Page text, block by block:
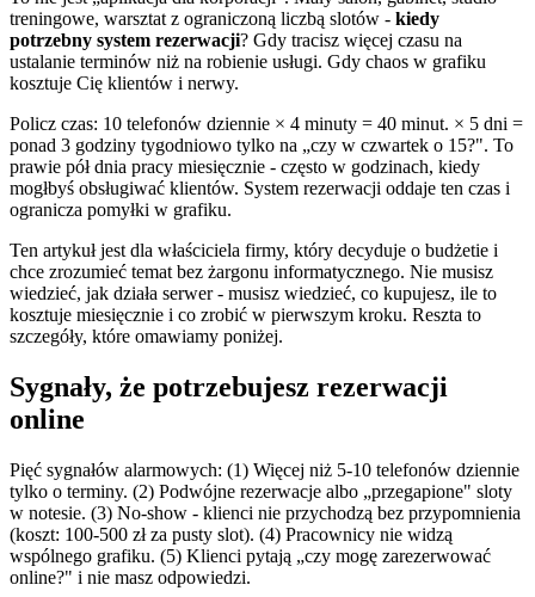
treningowe, warsztat z ograniczoną liczbą slotów - kiedy
potrzebny system rezerwacji? Gdy tracisz więcej czasu na
ustalanie terminów niż na robienie usługi. Gdy chaos w grafiku
kosztuje Cię klientów i nerwy.
Policz czas: 10 telefonów dziennie × 4 minuty = 40 minut. × 5 dni =
ponad 3 godziny tygodniowo tylko na „czy w czwartek o 15?". To
prawie pół dnia pracy miesięcznie - często w godzinach, kiedy
mogłbyś obsługiwać klientów. System rezerwacji oddaje ten czas i
ogranicza pomyłki w grafiku.
Ten artykuł jest dla właściciela firmy, który decyduje o budżetie i
chce zrozumieć temat bez żargonu informatycznego. Nie musisz
wiedzieć, jak działa serwer - musisz wiedzieć, co kupujesz, ile to
kosztuje miesięcznie i co zrobić w pierwszym kroku. Reszta to
szczegóły, które omawiamy poniżej.
Sygnały, że potrzebujesz rezerwacji
online
Pięć sygnałów alarmowych: (1) Więcej niż 5-10 telefonów dziennie
tylko o terminy. (2) Podwójne rezerwacje albo „przegapione" sloty
w notesie. (3) No-show - klienci nie przychodzą bez przypomnienia
(koszt: 100-500 zł za pusty slot). (4) Pracownicy nie widzą
wspólnego grafiku. (5) Klienci pytają „czy mogę zarezerwować
online?" i nie masz odpowiedzi.